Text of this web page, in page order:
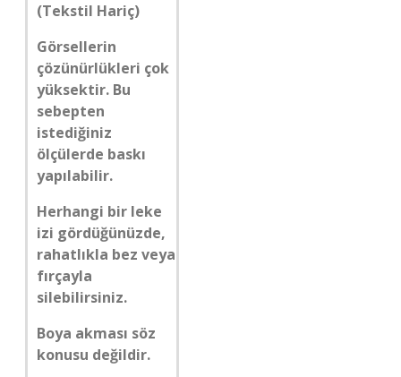
(Tekstil Hariç)
Görsellerin
çözünürlükleri çok
yüksektir. Bu
sebepten
istediğiniz
ölçülerde baskı
yapılabilir.
Herhangi bir leke
izi gördüğünüzde,
rahatlıkla bez veya
fırçayla
silebilirsiniz.
Boya akması söz
konusu değildir.